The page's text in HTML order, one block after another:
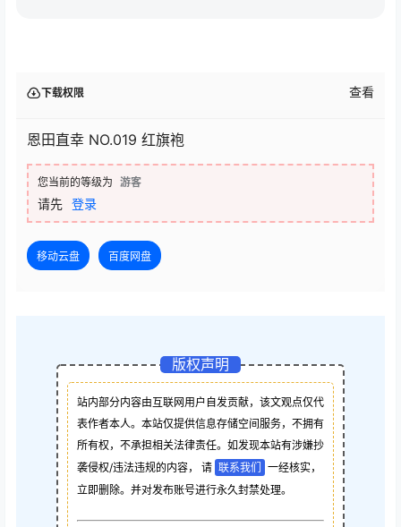
下载权限 查看
恩田直幸 NO.019 红旗袍
您当前的等级为 游客
请先 登录
移动云盘 百度网盘
版权声明
站内部分内容由互联网用户自发贡献，该文观点仅代
表作者本人。本站仅提供信息存储空间服务，不拥有
所有权，不承担相关法律责任。如发现本站有涉嫌抄
袭侵权/违法违规的内容， 请 联系我们
一经核实，
立即删除。并对发布账号进行永久封禁处理。